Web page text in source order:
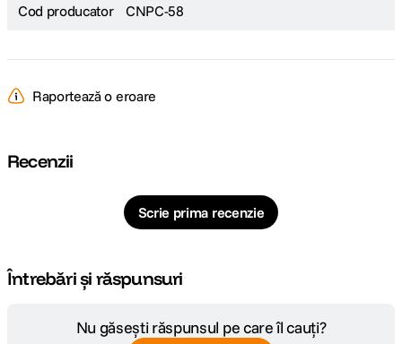
Cod producator CNPC-58
Raportează o eroare
Recenzii
Scrie prima recenzie
Întrebări și răspunsuri
Nu găsești răspunsul pe care îl cauți?